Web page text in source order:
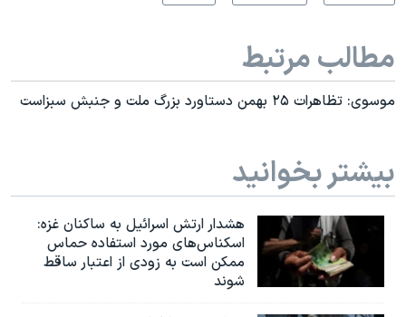
مطالب مرتبط
موسوی: تظاهرات ۲۵ بهمن دستاورد بزرگ ملت و جنبش سبزاست
بیشتر بخوانید
هشدار ارتش اسرائیل به ساکنان غزه:
اسکناس‌های مورد استفاده حماس
ممکن است به‌ زودی از اعتبار ساقط
شوند